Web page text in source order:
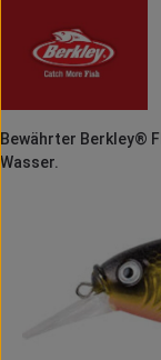
Bewährter Berkley®
Wasser.
Bildergalerie